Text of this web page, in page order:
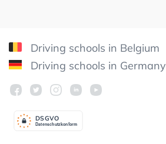
Driving schools in Belgium
Driving schools in Germany
Datenschutzkonform
DSGVO